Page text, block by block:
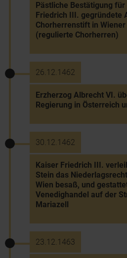
Pästliche Bestätigung
Friedrich III. gegründete
Chorherrenstift in
(regulierte Chorherren)
26.12.1462
Erzherzog Albrecht VI.
Regierung in Österreich
30.12.1462
Kaiser Friedrich III.
Stein das
Wien besaß, und
Venedighandel auf der
Mariazell
23.12.1463